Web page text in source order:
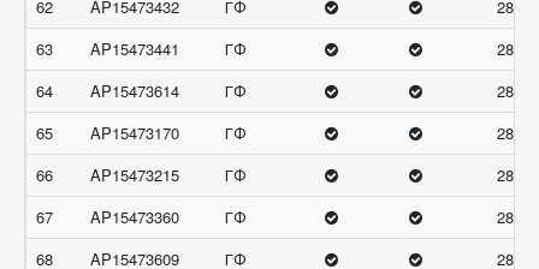
62
AP15473432 ГФ
28.33
63
AP15473441 ГФ
28.33
64
AP15473614 ГФ
28.33
65
AP15473170 ГФ
28
66
AP15473215 ГФ
28
67
AP15473360 ГФ
28
68
AP15473609 ГФ
28